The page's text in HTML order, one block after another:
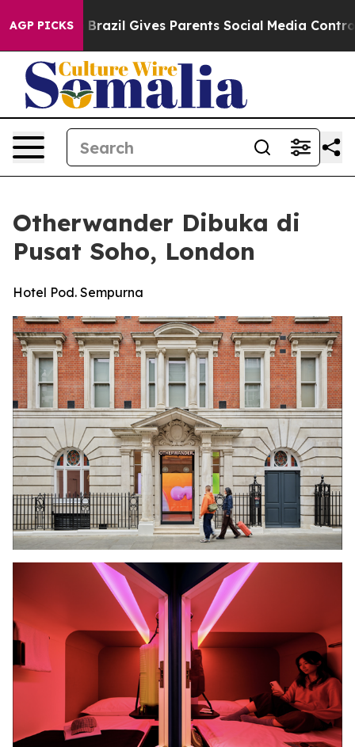
AGP PICKS
Brazil Gives Parents Social Media Controls for
Otherwander Dibuka di
Pusat Soho, London
Hotel Pod. Sempurna